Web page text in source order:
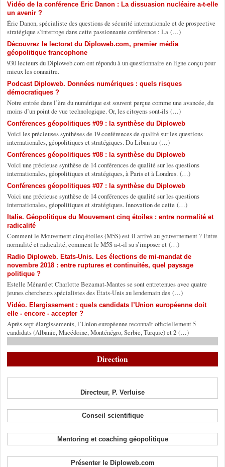
Vidéo de la conférence Eric Danon : La dissuasion nucléaire a-t-elle
un avenir ?
Éric Danon, spécialiste des questions de sécurité internationale et de prospective
stratégique s’interroge dans cette passionnante conférence : La (…)
Découvrez le lectorat du Diploweb.com, premier média
géopolitique francophone
930 lecteurs du Diploweb.com ont répondu à un questionnaire en ligne conçu pour
mieux les connaitre.
Podcast Diploweb. Données numériques : quels risques
démocratiques ?
Notre entrée dans l’ère du numérique est souvent perçue comme une avancée, du
moins d’un point de vue technologique. Or, les citoyens sont-ils (…)
Conférences géopolitiques #09 : la synthèse du Diploweb
Voici les précieuses synthèses de 19 conférences de qualité sur les questions
internationales, géopolitiques et stratégiques. Du Liban au (…)
Conférences géopolitiques #08 : la synthèse du Diploweb
Voici une précieuse synthèse de 14 conférences de qualité sur les questions
internationales, géopolitiques et stratégiques, à Paris et à Londres. (…)
Conférences géopolitiques #07 : la synthèse du Diploweb
Voici une précieuse synthèse de 14 conférences de qualité sur les questions
internationales, géopolitiques et stratégiques. Innovation de cette (…)
Italie. Géopolitique du Mouvement cinq étoiles : entre normalité et
radicalité
Comment le Mouvement cinq étoiles (M5S) est-il arrivé au gouvernement ? Entre
normalité et radicalité, comment le M5S a-t-il su s’imposer et (…)
Radio Diploweb. Etats-Unis. Les élections de mi-mandat de
novembre 2018 : entre ruptures et continuités, quel paysage
politique ?
Estelle Ménard et Charlotte Bezamat-Mantes se sont entretenues avec quatre
jeunes chercheurs spécialistes des Etats-Unis au lendemain des (…)
Vidéo. Elargissement : quels candidats l’Union européenne doit
elle - encore - accepter ?
Après sept élargissements, l’Union européenne reconnaît officiellement 5
candidats (Albanie, Macédoine, Monténégro, Serbie, Turquie) et 2 (…)
Direction
Directeur, P. Verluise
Conseil scientifique
Mentoring et coaching géopolitique
Présenter le Diploweb.com